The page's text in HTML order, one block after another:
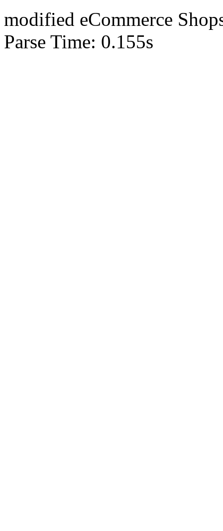
modified eCommerce
Parse Time: 0.155s